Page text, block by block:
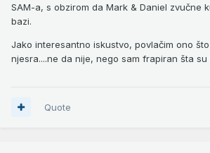
SAM-a, s obzirom da Mark & Daniel zvučne
bazi.
Jako interesantno iskustvo, povlačim ono
njesra....ne da nije, nego sam frapiran šta
Quote